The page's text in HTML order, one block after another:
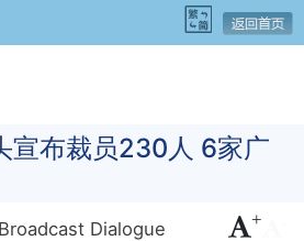
宣布裁员230人 6家广
Broadcast Dialogue +